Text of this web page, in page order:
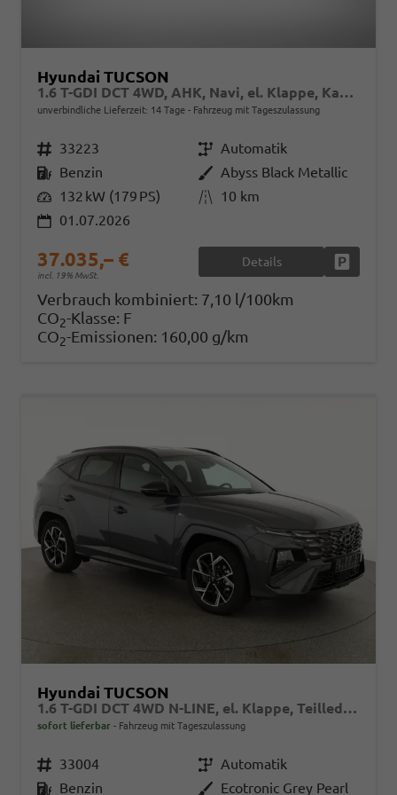
Hyundai TUCSON
1.6 T-GDI DCT 4WD, AHK, Navi, el. Klappe, Kamera, Side, Winter, 19-Zoll
unverbindliche Lieferzeit: 14 Tage Fahrzeug mit Tageszulassung
Fahrzeugnr. 33223 GetriebeAutomatik
Kraftstoff Benzin AußenfarbeAbyss Black Metallic
Leistung 132 kW (179 PS) Kilometerstand 10 km
01.07.2026
37.035,– €
incl. 19% MwSt.
Details
Verbrauch kombiniert: 7,10 l/100km
CO2-Klasse: F
CO2-Emissionen: 160,00 g/km
Hyundai TUCSON
1.6 T-GDI DCT 4WD N-LINE, el. Klappe, Teilleder, Navi, Kamera, ACC
sofort lieferbar Fahrzeug mit Tageszulassung
Fahrzeugnr. 33004 GetriebeAutomatik
Kraftstoff Benzin AußenfarbeEcotronic Grey Pearl